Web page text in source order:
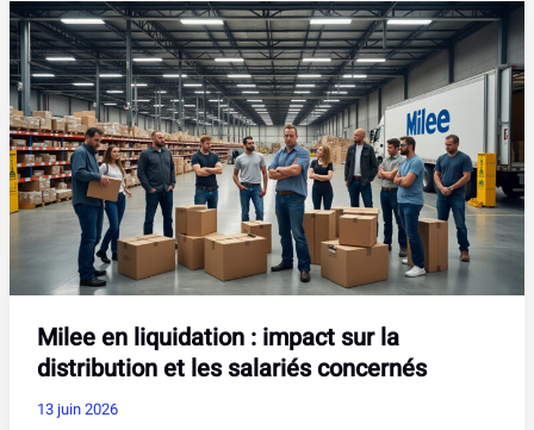
complémentaire
:
ce
que
vous
devez
savoir
Milee en liquidation : impact sur la
distribution et les salariés concernés
13 juin 2026